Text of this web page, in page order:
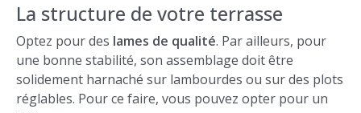
La structure de votre terrasse
Optez pour des lames de qualité. Par ailleurs, pour
une bonne stabilité, son assemblage doit être
solidement harnaché sur lambourdes ou sur des plots
réglables. Pour ce faire, vous pouvez opter pour un